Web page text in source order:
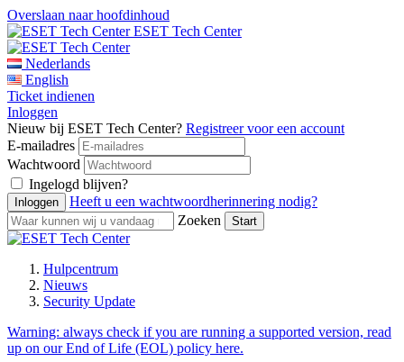
Overslaan naar hoofdinhoud
ESET Tech Center
Nederlands
English
Ticket indienen
Inloggen
Nieuw bij ESET Tech Center? Registreer voor een account
E-mailadres
Wachtwoord
Ingelogd blijven?
Heeft u een wachtwoordherinnering nodig?
Zoeken
Hulpcentrum
Nieuws
Security Update
Warning: always check if you are running a supported version, read
up on our End of Life (EOL) policy here.